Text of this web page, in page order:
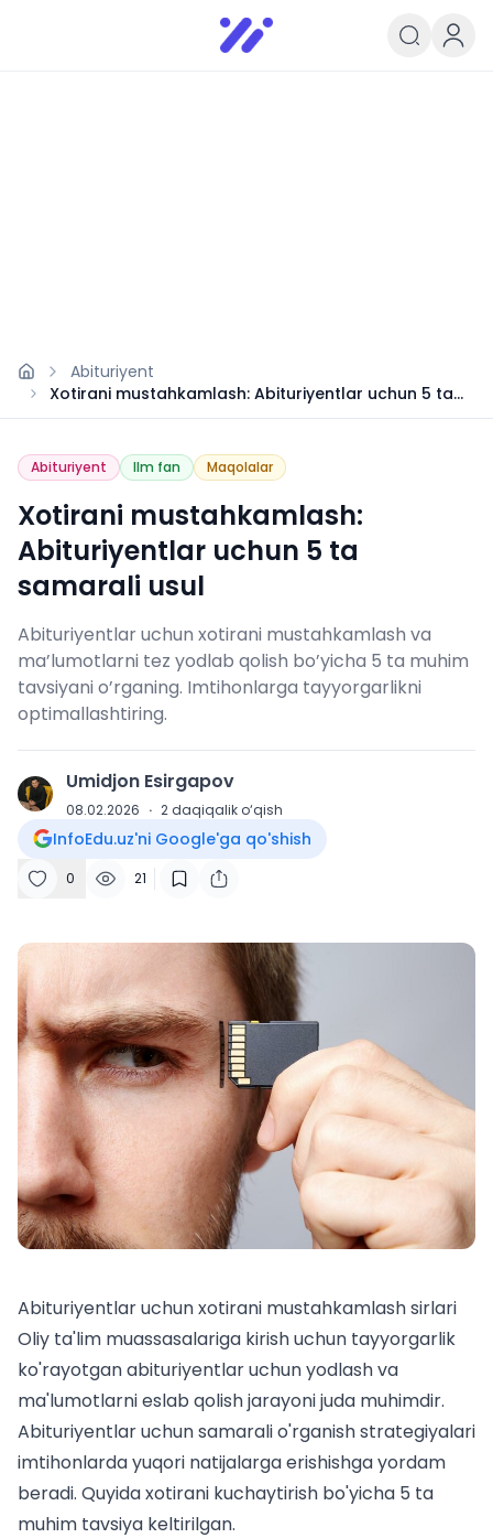
Infoedu
Ta&#039;lim xabarlari va
Abituriyent
Xotirani mustahkamlash: Abituriyentlar uchun 5 ta
samarali usul
Abituriyent Ilm fan Maqolalar
Xotirani mustahkamlash:
Abituriyentlar uchun 5 ta
samarali usul
Abituriyentlar uchun xotirani mustahkamlash va
ma’lumotlarni tez yodlab qolish bo’yicha 5 ta muhim
tavsiyani o’rganing. Imtihonlarga tayyorgarlikni
optimallashtiring.
U Umidjon Esirgapov
08.02.2026 · 2 daqiqalik o‘qish
InfoEdu.uz'ni Google'ga qo'shish
0 21
Abituriyentlar uchun xotirani mustahkamlash sirlari
Oliy ta'lim muassasalariga kirish uchun tayyorgarlik
ko'rayotgan abituriyentlar uchun yodlash va
ma'lumotlarni eslab qolish jarayoni juda muhimdir.
Abituriyentlar uchunsamarali o'rganish strategiyalari
imtihonlarda yuqori natijalarga erishishga yordam
beradi. Quyida xotirani kuchaytirish bo'yicha 5 ta
muhim tavsiya keltirilgan.